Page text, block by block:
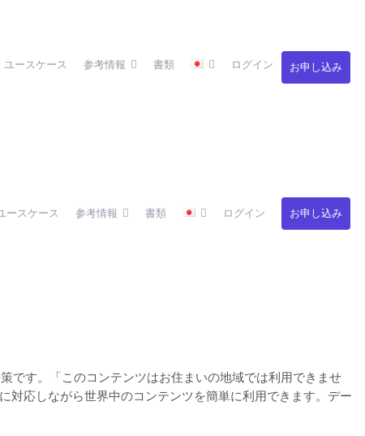
ユースケース 参考情報 書類 ログイン お申し込み
ースケース 参考情報 書類 ログイン お申し込み
です。「このコンテンツはお住まいの地域では利用できませ
応しながら世界中のコンテンツを簡単に利用できます。デー